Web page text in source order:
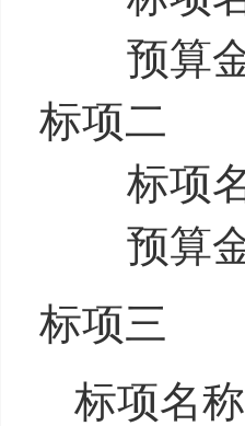
预算金
标项二
标项名
预算金
标项三
标项名